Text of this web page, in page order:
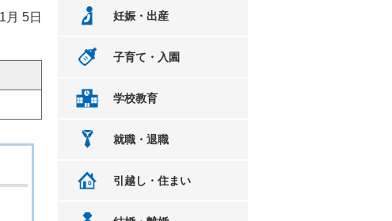
月 5日 妊娠・出産
子育て・入園
学校教育
就職・退職
引越し・住まい